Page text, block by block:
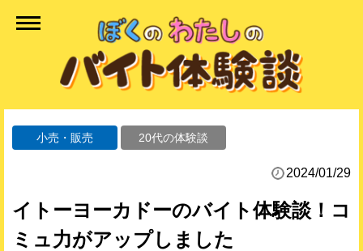
小売・販売 20代の体験談
2024/01/29
イトーヨーカドーのバイト体験談！コ
ミュ力がアップしました